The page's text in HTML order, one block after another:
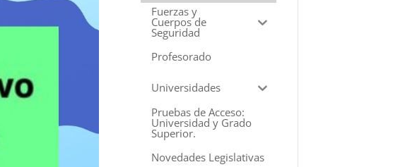
Fuerzas y
Cuerpos de
Seguridad
Profesorado
Universidades
Pruebas de Acceso:
Universidad y Grado
Superior.
Novedades Legislativas